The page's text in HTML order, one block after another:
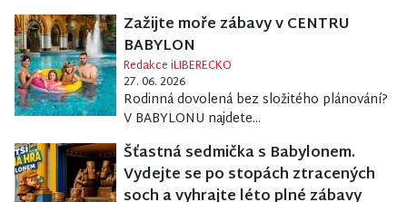
Zažijte moře zábavy v CENTRU
BABYLON
Redakce iLIBERECKO
27. 06. 2026
Rodinná dovolená bez složitého plánování?
V BABYLONU najdete...
Šťastná sedmička s Babylonem.
Vydejte se po stopách ztracených